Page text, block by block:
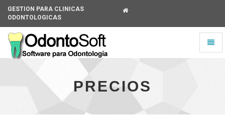
GESTION PARA CLINICAS
ODONTOLOGICAS
Universal
-
go
homepage
PRECIOS